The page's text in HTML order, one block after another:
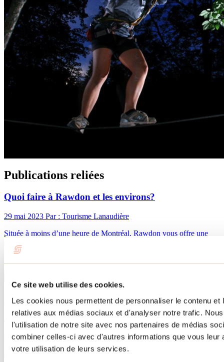
Ce site web utilise des cookies.
Les cookies nous permettent de personnaliser le contenu
relatives aux médias sociaux et d'analyser notre trafic.
l'utilisation de notre site avec nos partenaires de médias
combiner celles-ci avec d'autres informations que vous
votre utilisation de leurs services.
Publications reliées
Quoi faire à Rawdon et les environs?
29 mai 2023 Par : Tourisme Lanaudière
Située à moins d’une heure de Montréal, Rawdon vous offre une
et une multitude d’activités. Peu importe vos préférences pour les
Expérimenter la Via Ferrata à Arbraska Rawdon
27 juillet 2021Par : Josiane Lavallée
On connait Arbraska pour ses parcours dans les arbres appréciés des
petits comme des grands. Mais saviez-vous qu’il est aussi possible
de faire de l’escalade de parois rocheuses et ainsi profiter de points